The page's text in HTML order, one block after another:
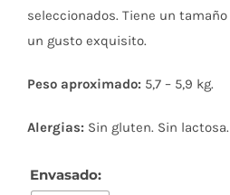
seleccionados. Tiene un
un gusto exquisito.
Peso aproximado: 5,7 – 5,9 kg.
Alergias: Sin gluten. Sin lactosa.
Envasado: